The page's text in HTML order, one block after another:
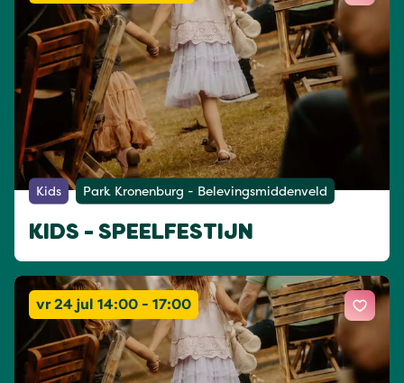
Kids Park Kronenburg - Belevingsmiddenveld
KIDS - SPEELFESTIJN
vr 24 jul 14:00 - 17:00